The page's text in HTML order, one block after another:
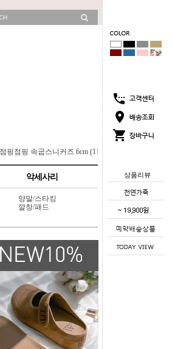
상품리뷰
뮤이즈 히든굽 슬리퍼 4cm (702V13)
이브히 스니커즈 2cm (314C10)
점핑점핑 속굽스니커즈 6cm (117L8)
악세사리
양말/스타킹
깔창/패드